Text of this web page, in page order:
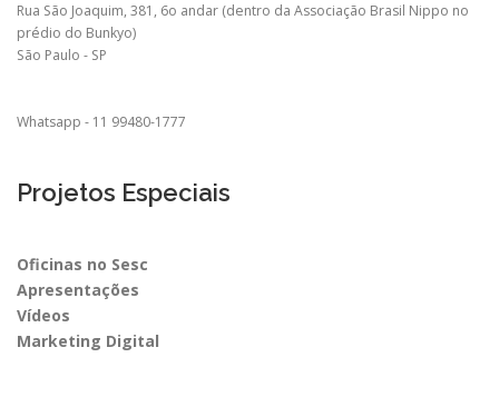
Rua São Joaquim, 381, 6o andar (dentro da Associação Brasil Nippo no
prédio do Bunkyo)
São Paulo - SP
Whatsapp - 11 99480-1777
Projetos Especiais
Oficinas no Sesc
Apresentações
Vídeos
Marketing Digital